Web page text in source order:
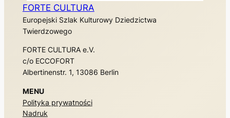
FORTE CULTURA
Europejski Szlak Kulturowy Dziedzictwa
Twierdzowego
FORTE CULTURA e.V.
c/o ECCOFORT
Albertinenstr. 1, 13086 Berlin
MENU
Polityka prywatności
Nadruk